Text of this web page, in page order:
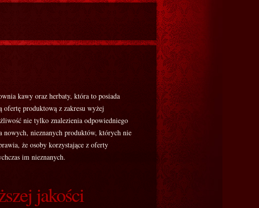
kawy oraz herbaty, która to posiada
ofertę produktową z zakresu wyżej
nie tylko znalezienia odpowiedniego
nowych, nieznanych produktów, których nie
że osoby korzystające z oferty
im nieznanych.
jakości